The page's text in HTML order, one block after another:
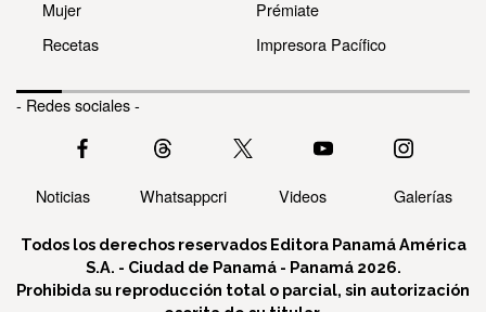
Mujer
Recetas
Prémiate
Impresora Pacífico
- Redes sociales -
Noticias Whatsappcri Videos Galerías
Todos los derechos reservados Editora Panamá América
S.A. - Ciudad de Panamá - Panamá 2026.
Prohibida su reproducción total o parcial, sin autorización